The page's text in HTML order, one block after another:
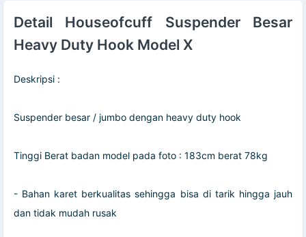
Detail Houseofcuff Suspender Besar
Heavy Duty Hook Model X
Deskripsi :
Suspender besar / jumbo dengan heavy duty hook
Tinggi Berat badan model pada foto : 183cm berat 78kg
- Bahan karet berkualitas sehingga bisa di tarik hingga jauh
dan tidak mudah rusak